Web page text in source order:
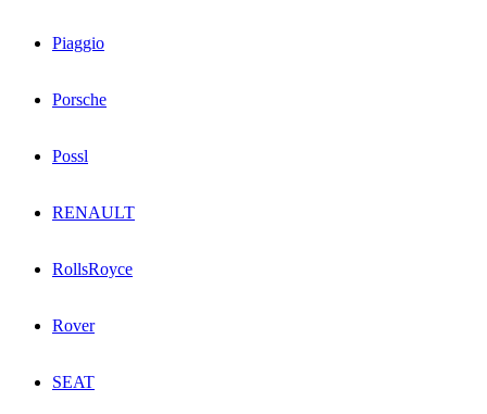
Piaggio
Porsche
Possl
RENAULT
RollsRoyce
Rover
SEAT